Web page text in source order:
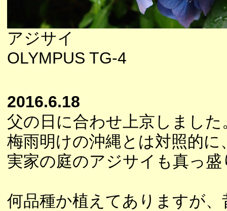
アジサイ
OLYMPUS TG-4
2016.6.18
父の日に合わせ上京しました
梅雨明けの沖縄とは対照的
実家の庭のアジサイも真っ
何品種か植えてありますが